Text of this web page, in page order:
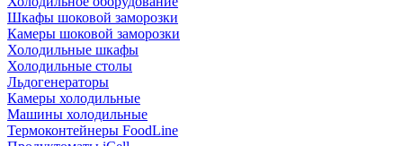
Шкафы шоковой заморозки
Камеры шоковой заморозки
Холодильные шкафы
Холодильные столы
Льдогенераторы
Камеры холодильные
Машины холодильные
Термоконтейнеры FoodLine